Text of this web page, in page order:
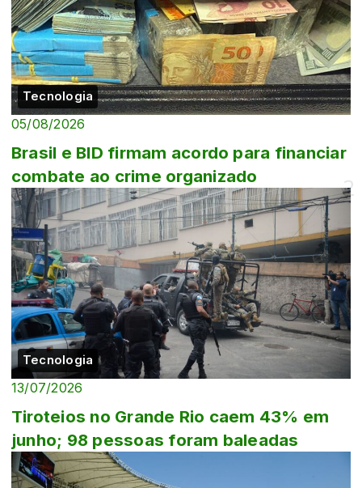
Tecnologia
05/08/2026
Brasil e BID firmam acordo para financiar
combate ao crime organizado
Tecnologia
13/07/2026
Tiroteios no Grande Rio caem 43% em
junho; 98 pessoas foram baleadas